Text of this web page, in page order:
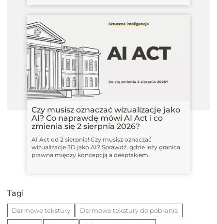
Czy musisz oznaczać wizualizacje jako
AI? Co naprawdę mówi AI Act i co
zmienia się 2 sierpnia 2026?
AI Act od 2 sierpnia! Czy musisz oznaczać
wizualizacje 3D jako AI? Sprawdź, gdzie leży granica
prawna między koncepcją a deepfakiem.
Tagi
Darmowe tekstury
Darmowe tekstury do pobrania